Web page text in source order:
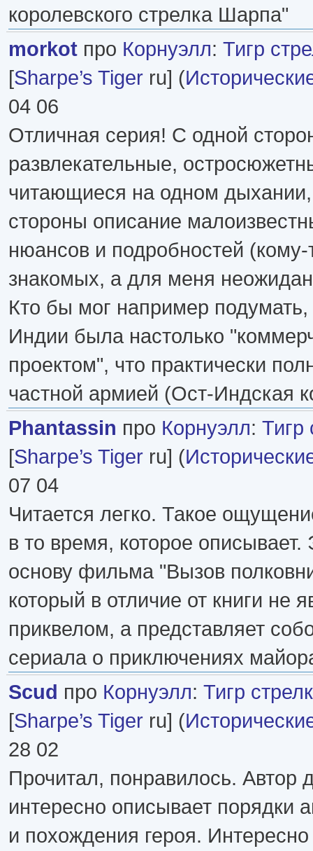
королевского стрелка Шарпа"
morkot про Корнуэлл: Тигр
[Sharpe’s Tiger ru] (
04 06
Отличная серия! С одной
развлекательные,
читающиеся на одном дыхании,
стороны описание
нюансов и подробностей
знакомых, а для меня
Кто бы мог например подумать,
Индии была настолько
проектом", что практически
частной армией (Ост-Индская
Phantassin про Корнуэлл: Тигр
[Sharpe’s Tiger ru] (
07 04
Читается легко. Такое
в то время, которое описывает.
основу фильма "Вызов
который в отличие от книги не
приквелом, а представляет
сериала о приключениях
Scud про Корнуэлл: Тигр
[Sharpe’s Tiger ru] (
28 02
Прочитал, понравилось. Автор
интересно описывает порядки
и похождения героя.